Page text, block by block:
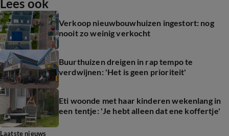
Lees ook
Verkoop nieuwbouwhuizen ingestort: nog
nooit zo weinig verkocht
Buurthuizen dreigen in rap tempo te
verdwijnen: 'Het is geen prioriteit'
Eti woonde met haar kinderen wekenlang in
een tentje: 'Je hebt alleen dat ene koffertje'
Laatste nieuws